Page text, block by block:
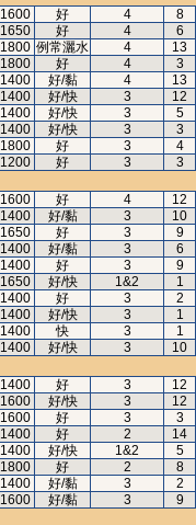
1600 好 4
8
1650 好 4
6
1800 例常灑水 4
13
1800 好 4
3
1400 好/黏 4
13
1400 好/快 3
12
1400 好/快 3
5
1400 好/快 3
3
1800 好 3
4
1200 好 3
3
1600 好 4
12
1400 好/黏 3
10
1650 好 3
9
1400 好/黏 3
6
1400 好 3
9
1650 好/快 1&2
1
1400 好 3
2
1400 好/快 3
1
1400 快 3
1
1400 好/快 3
10
1400 好 3
12
1600 好/快 3
12
1600 好 3
3
1400 好 2
14
1400 好/快 1&2
5
1800 好 2
8
1400 好/黏 3
2
1600 好/黏 3
9